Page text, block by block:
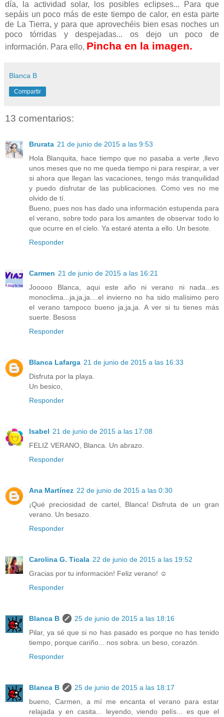
día, la actividad solar, los posibles eclipses... Para que
sepáis un poco más de este tiempo de calor, en esta parte
de La Tierra, y para que aprovechéis bien esas noches un
poco tórridas y despejadas... os dejo un poco de
información. Para ello, Pincha en la imagen.
Blanca B
Compartir
13 comentarios:
Brurata 21 de junio de 2015 a las 9:53
Hola Blanquita, hace tiempo que no pasaba a verte ,llevo
unos meses que no me queda tiempo ni para respirar, a ver
si ahora que llegan las vacaciones, tengo más tranquilidad
y puedo disfrutar de las publicaciones. Como ves no me
olvido de tí.
Bueno, pues nos has dado una información estupenda para
el verano, sobre todo para los amantes de observar todo lo
que ocurre en el cielo. Ya estaré atenta a ello. Un besote.
Responder
Carmen 21 de junio de 2015 a las 16:21
Jooooo Blanca, aqui este año ni verano ni nada...es
monoclima...ja,ja,ja....el invierno no ha sido malísimo pero
el verano tampoco bueno ja,ja,ja. A ver si tu tienes más
suerte. Besoss
Responder
Blanca Lafarga 21 de junio de 2015 a las 16:33
Disfruta por la playa.
Un besico,
Responder
Isabel 21 de junio de 2015 a las 17:08
FELIZ VERANO, Blanca. Un abrazo.
Responder
Ana Martínez 22 de junio de 2015 a las 0:30
¡Qué preciosidad de cartel, Blanca! Disfruta de un gran
verano. Un besazo.
Responder
Carolina G. Ticala 22 de junio de 2015 a las 19:52
Gracias por tu información! Feliz verano! ☺
Responder
Blanca B
25 de junio de 2015 a las 18:16
Pilar, ya sé que si no has pasado es porque no has tenido
tiempo, porque cariño... nos sobra. un beso, corazón.
Responder
Blanca B
25 de junio de 2015 a las 18:17
bueno, Carmen, a mí me encanta el verano para estar
relajada y en casita... leyendo, viendo pelís... es que el